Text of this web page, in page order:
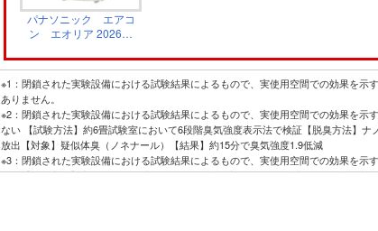
パナソニック エアコ
ン エオリア 2026年
シリーズ 室外機
CU-X366D
※1：閉鎖された実験設備における試験結果によるもので、実使用空間での効果を示
ありません。
※2：閉鎖された実験設備における試験結果によるもので、実使用空間での効果を示
ない 【試験方法】約6畳試験室において6段階臭気強度表示法で検証【脱臭方法】ナ
放出【対象】疑似体臭（ノネナール）【結果】約15分で臭気強度1.9低減
※3：閉鎖された実験設備における試験結果によるもので、実使用空間での効果を示
ない【試験方法】室温25℃、湿度70%の約6畳試験室でエアコン内部にカビ菌を滴